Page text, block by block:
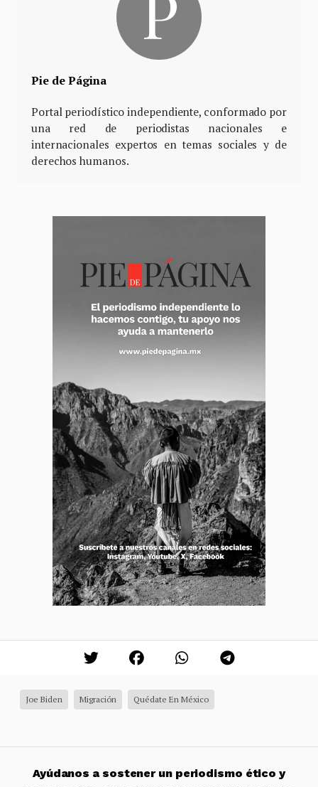
Pie de Página
Portal periodístico independiente, conformado por
una red de periodistas nacionales e
internacionales expertos en temas sociales y de
derechos humanos.
Joe Biden Migración Quédate En México
Ayúdanos a sostener un periodismo ético y